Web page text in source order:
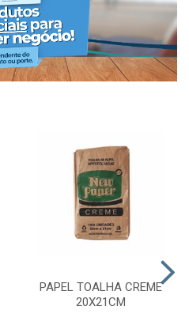
PAPEL TOALHA CREME
20X21CM